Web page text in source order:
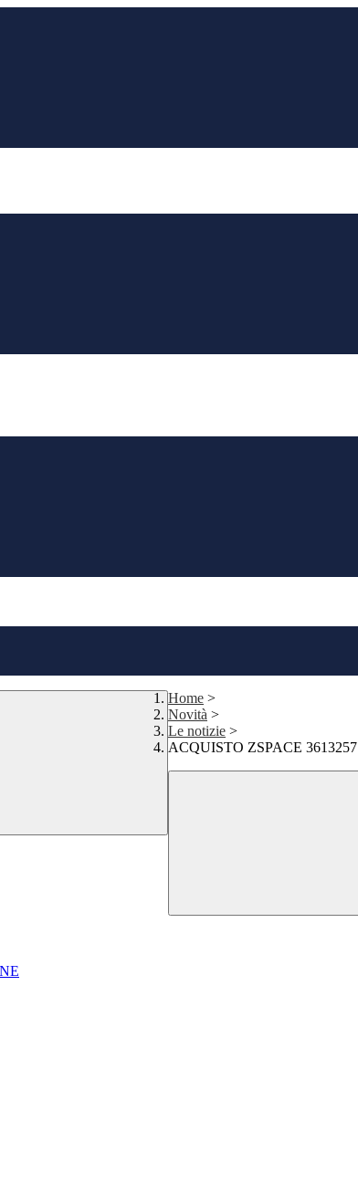
Home >
Novità >
Le notizie >
ACQUISTO ZSPACE 3613257